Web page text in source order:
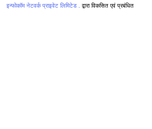
इन्फोकॉम नेटवर्क प्राइवेट लिमिटेड .
द्वारा विकसित एवं प्रबंधित